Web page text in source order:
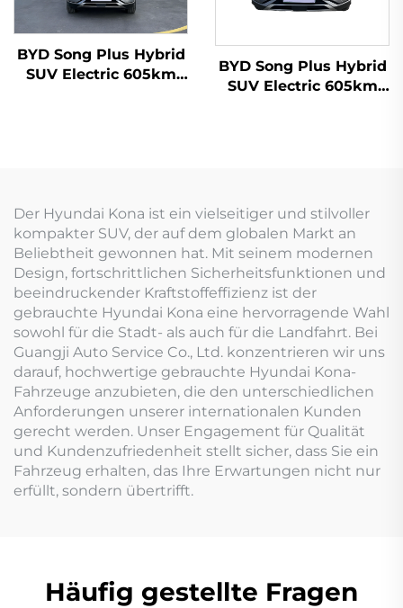
BYD Song Plus Hybrid
SUV Electric 605km
BYD Song Plus Hybrid
SUV Electric 605km
Der Hyundai Kona ist ein vielseitiger und stilvoller
kompakter SUV, der auf dem globalen Markt an
Beliebtheit gewonnen hat. Mit seinem modernen
Design, fortschrittlichen Sicherheitsfunktionen und
beeindruckender Kraftstoffeffizienz ist der
gebrauchte Hyundai Kona eine hervorragende Wahl
sowohl für die Stadt- als auch für die Landfahrt. Bei
Guangji Auto Service Co., Ltd. konzentrieren wir uns
darauf, hochwertige gebrauchte Hyundai Kona-
Fahrzeuge anzubieten, die den unterschiedlichen
Anforderungen unserer internationalen Kunden
gerecht werden. Unser Engagement für Qualität
und Kundenzufriedenheit stellt sicher, dass Sie ein
Fahrzeug erhalten, das Ihre Erwartungen nicht nur
erfüllt, sondern übertrifft.
Häufig gestellte Fragen